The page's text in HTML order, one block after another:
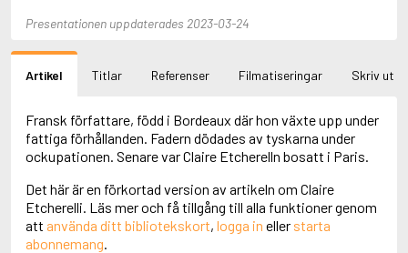
Adichie, Chimamanda Ngozi
Adler-Olsen, Jussi
Adlerbeth, Gudmund Jöran
Adolfsson, Eva
Adolfsson, Evert
Adolfsson, Gunnar
Adolfsson, Josefine
Adolfsson, Maria
Adolphsen, Peter
Presentationen uppdaterades 2023-03-24
Artikel Titlar Referenser Filmatiseringar Skriv ut
Fransk författare, född i Bordeaux där hon växte upp under
fattiga förhållanden. Fadern dödades av tyskarna under
ockupationen. Senare var Claire Etcherelln bosatt i Paris.
Det här är en förkortad version av artikeln om Claire
Etcherelli. Läs mer och få tillgång till alla funktioner genom
att använda ditt bibliotekskort, logga in eller starta
abonnemang